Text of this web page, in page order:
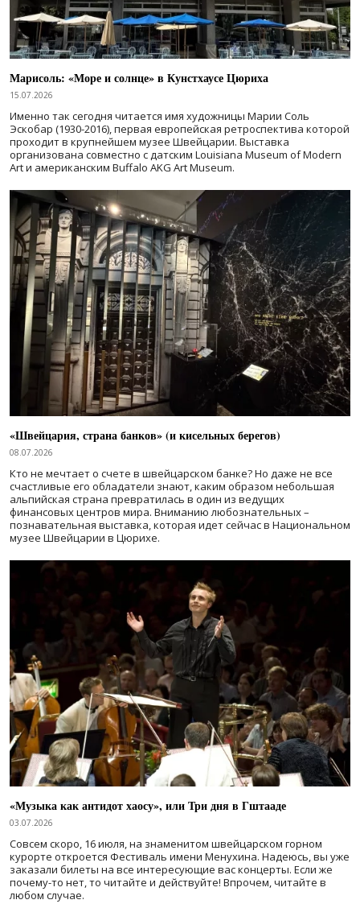
Марисоль: «Море и солнце» в Кунстхаусе Цюриха
15.07.2026
Именно так сегодня читается имя художницы Марии Соль
Эскобар (1930-2016), первая европейская ретроспектива которой
проходит в крупнейшем музее Швейцарии. Выставка
организована совместно с датским Louisiana Museum of Modern
Art и американским Buffalo AKG Art Museum.
«Швейцария, страна банков» (и кисельных берегов)
08.07.2026
Кто не мечтает о счете в швейцарском банке? Но даже не все
счастливые его обладатели знают, каким образом небольшая
альпийская страна превратилась в один из ведущих
финансовых центров мира. Вниманию любознательных –
познавательная выставка, которая идет сейчас в Национальном
музее Швейцарии в Цюрихе.
«Музыка как антидот хаосу», или Три дня в Гштааде
03.07.2026
Совсем скоро, 16 июля, на знаменитом швейцарском горном
курорте откроется Фестиваль имени Менухина. Надеюсь, вы уже
заказали билеты на все интересующие вас концерты. Если же
почему-то нет, то читайте и действуйте! Впрочем, читайте в
любом случае.